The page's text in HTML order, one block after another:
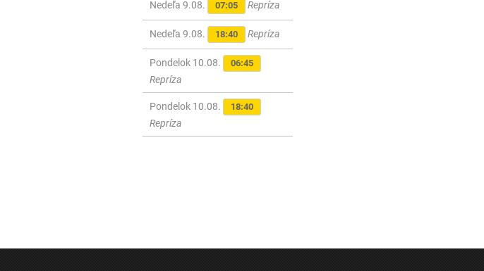
Nedeľa 9.08. 07:05 Repríza
Nedeľa 9.08. 18:40 Repríza
Pondelok 10.08. 06:45
Repríza
Pondelok 10.08. 18:40
Repríza